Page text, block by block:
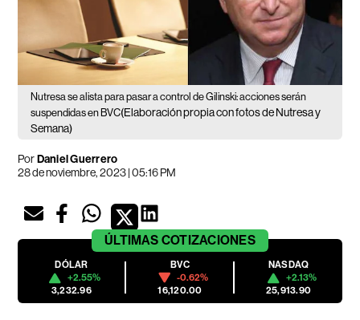
Nutresa se alista para pasar a control de Gilinski: acciones serán
suspendidas en BVC(Elaboración propia con fotos de Nutresa y
Semana)
PorDaniel Guerrero
28 de noviembre, 2023 | 05:16 PM
ÚLTIMAS COTIZACIONES
DÓLAR
+2.55%
3,232.96
BVC
-0.62%
16,120.00
NASDAQ
+2.13%
25,913.90